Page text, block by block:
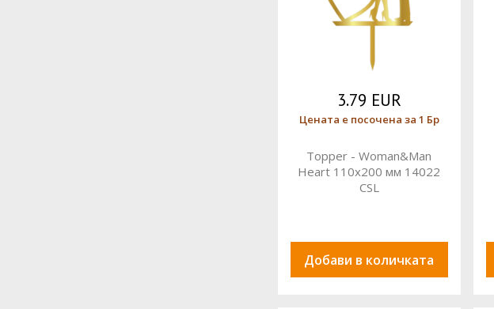
3.79 EUR
Цената е посочена за 1 Бр
Topper - Woman&Man
Heart 110x200 мм 14022
CSL
Добави в количката